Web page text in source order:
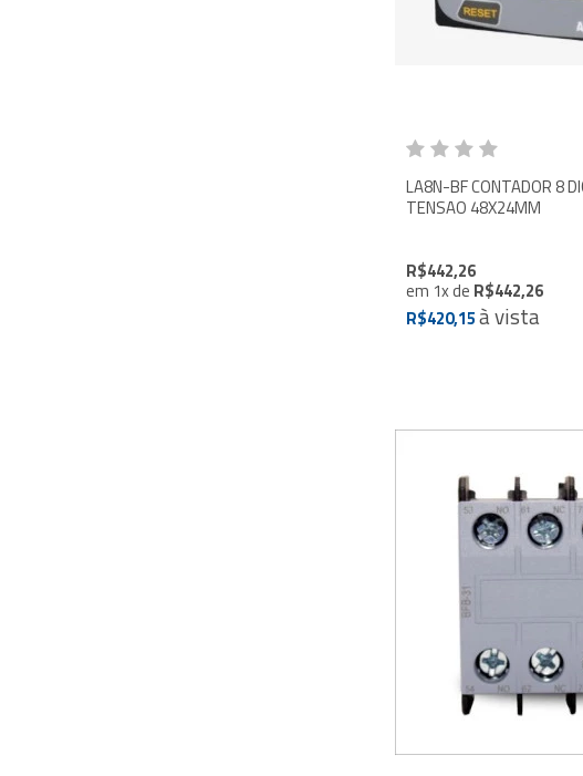
LA8N-BF CONTADOR 8
TENSAO 48X24MM
R$442,26
em 1xde R$442,26
R$420,15à vista